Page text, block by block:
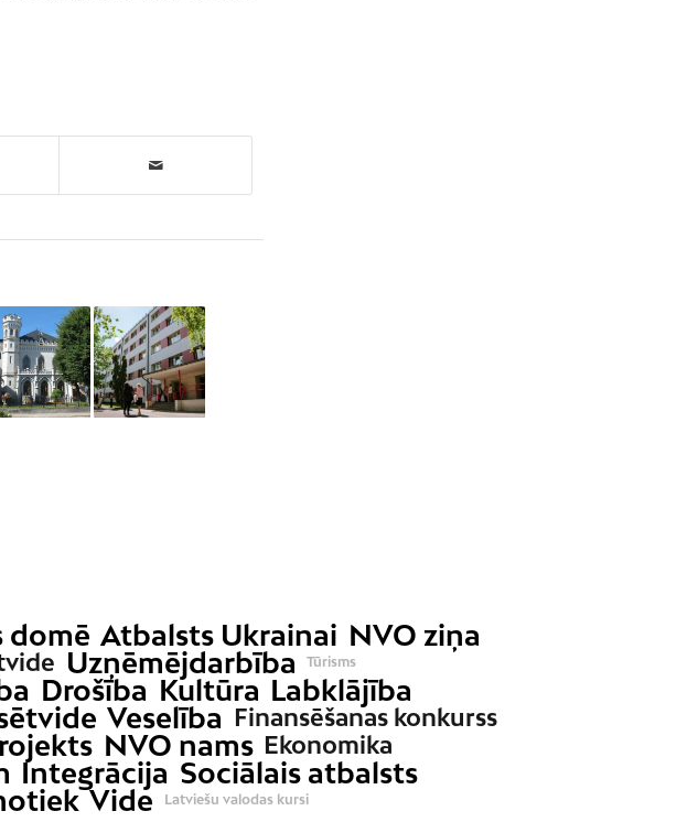
domē Atbalsts Ukrainai NVO ziņa
Uzņēmējdarbība Tūrisms
Drošība Kultūra Labklājība
Veselība Finansēšanas konkurss
NVO nams Ekonomika
Integrācija Sociālais atbalsts
Vide Latviešu valodas kursi